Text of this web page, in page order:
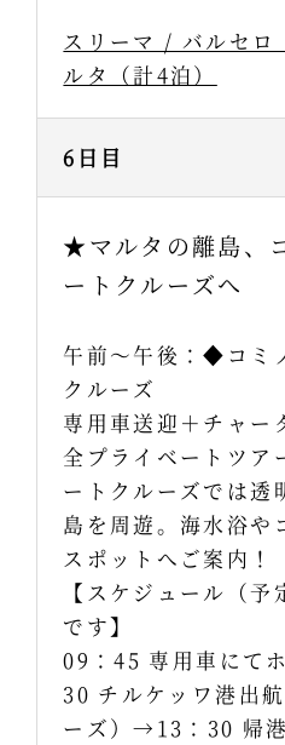
スリーマ / バルセロ
ルタ（計4泊）
6日目
★マルタの離島、
ートクルーズへ
午前～午後：◆コミ
クルーズ
専用車送迎＋チャー
全プライベートツア
ートクルーズでは透
島を周遊。海水浴や
スポットへご案内！
【スケジュール（
です】
09：45 専用車にて
30 チルケッワ港出
ーズ）→13：30 帰